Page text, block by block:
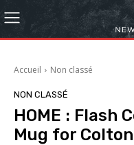
Accueil Non classé
NON CLASSÉ
HOME : Flash
Mug for